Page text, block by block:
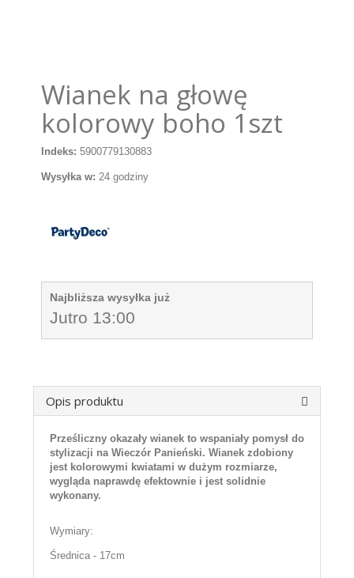
Wianek na głowę
kolorowy boho 1szt
Indeks: 5900779130883
Wysyłka w: 24 godziny
Najbliższa wysyłka już
Jutro 13:00
Opis produktu
Prześliczny okazały wianek to wspaniały pomysł do
stylizacji na Wieczór Panieński. Wianek zdobiony
jest kolorowymi kwiatami w dużym rozmiarze,
wygląda naprawdę efektownie i jest solidnie
wykonany.
Wymiary:
Średnica - 17cm